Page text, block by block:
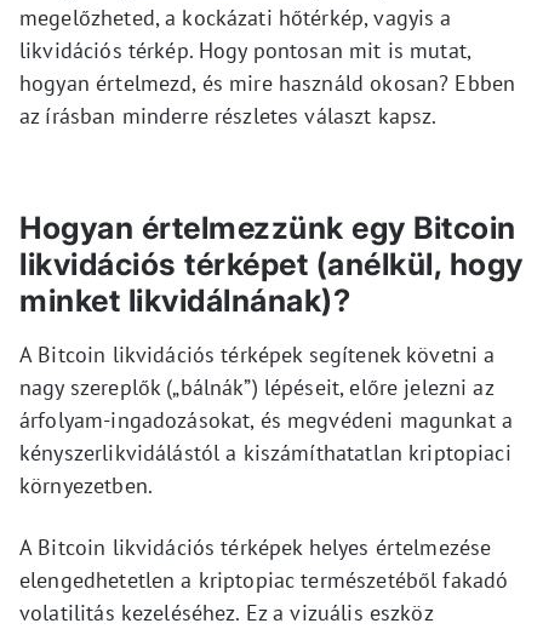
megelőzheted, a kockázati hőtérkép, vagyis a
likvidációs térkép. Hogy pontosan mit is mutat,
hogyan értelmezd, és mire használd okosan? Ebben
az írásban minderre részletes választ kapsz.
Hogyan értelmezzünk egy Bitcoin
likvidációs térképet (anélkül, hogy
minket likvidálnának)?
A Bitcoin likvidációs térképek segítenek követni a
nagy szereplők („bálnák”) lépéseit, előre jelezni az
árfolyam-ingadozásokat, és megvédeni magunkat a
kényszerlikvidálástól a kiszámíthatatlan kriptopiaci
környezetben.
A Bitcoin likvidációs térképek helyes értelmezése
elengedhetetlen a kriptopiac természetéből fakadó
volatilitás kezeléséhez. Ez a vizuális eszköz